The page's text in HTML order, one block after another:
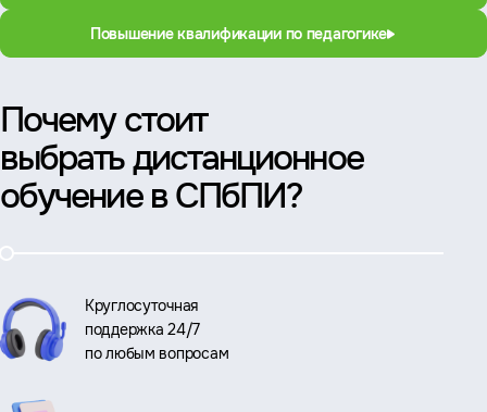
Повышение квалификации по педагогике
Почему стоит
выбрать дистанционное
обучение в СПбПИ?
Круглосуточная
поддержка 24/7
по любым вопросам